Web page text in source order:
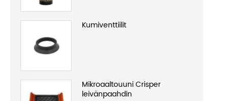
Kumiventtiilit
Mikroaaltouuni Crisper
leivänpaahdin